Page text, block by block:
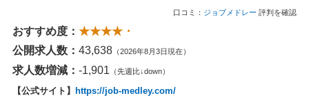
口コミ： ジョブメドレー 評判を確認
おすすめ度： ★★★★・
公開求人数： 43,638 （2026年8月3日現在）
求人数増減： -1,901 （先週比↓down）
【公式サイト】 https://job-medley.com/